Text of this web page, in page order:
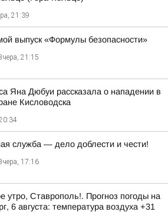
21:39
выпуск «Формулы безопасности»
21:15
Яна Дюбуи рассказала о нападении в
Кисловодска
служба — дело доблести и чести!
17:16
утро, Ставрополь!. Прогноз погоды на
6 августа: температура воздуха +31